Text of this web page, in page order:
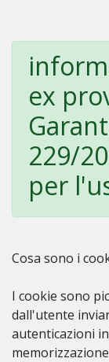
ex
229/
per
Cosa sono i
I cookie sono
dall'utente
autenticazioni